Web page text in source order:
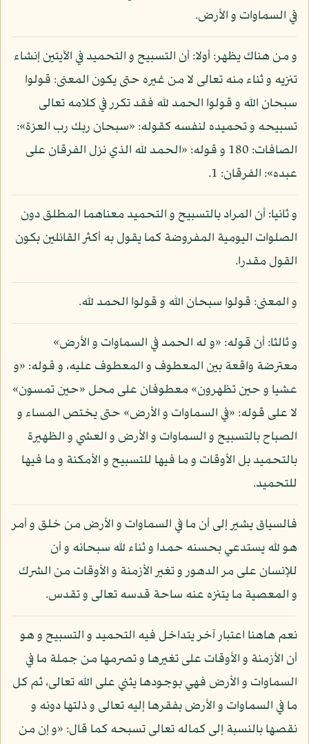
في السماوات و الأرض.
و من هناك يظهر: أولا: أن التسبيح و التحميد في الآيتين إنشاء
تنزيه و ثناء منه تعالى لا من غيره حتى يكون المعنى: قولوا
سبحان الله و قولوا الحمد لله فقد تكرر في كلامه تعالى
تسبيحه و تحميده لنفسه كقوله: «سبحان ربك رب العزة»:
الصافات: 180 و قوله: «الحمد لله الذي نزل الفرقان على
عبده»: الفرقان: 1.
و ثانيا: أن المراد بالتسبيح و التحميد معناهما المطلق دون
الصلوات اليومية المفروضة كما يقول به أكثر القائلين بكون
القول مقدرا.
و المعنى: قولوا سبحان الله و قولوا الحمد لله.
و ثالثا: أن قوله: «و له الحمد في السماوات و الأرض»
معترضة واقعة بين المعطوف و المعطوف عليه، و قوله: «و
عشيا و حين تظهرون» معطوفان على محل «حين تمسون»
لا على قوله: «في السماوات و الأرض» حتى يختص المساء و
الصباح بالتسبيح و السماوات و الأرض و العشي و الظهيرة
بالتحميد بل الأوقات و ما فيها للتسبيح و الأمكنة و ما فيها
للتحميد.
فالسياق يشير إلى أن ما في السماوات و الأرض من خلق و أمر
هو لله يستدعي بحسنه حمدا و ثناء لله سبحانه و أن
للإنسان على مر الدهور و تغير الأزمنة و الأوقات من الشرك
و المعصية ما يتنزه عنه ساحة قدسه تعالى و تقدس.
نعم هاهنا اعتبار آخر يتداخل فيه التحميد و التسبيح و هو
أن الأزمنة و الأوقات على تغيرها و تصرمها من جملة ما في
السماوات و الأرض فهي بوجودها يثني على الله تعالى، ثم كل
ما في السماوات و الأرض بفقرها إليه تعالى و ذلتها دونه و
نقصها بالنسبة إلى كماله تعالى تسبحه كما قال: «و إن من